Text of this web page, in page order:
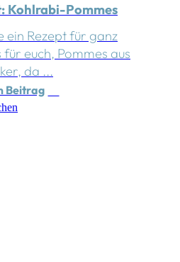
Kohlrabi-Pommes
ein Rezept für ganz
euch, Pommes aus
da ...
Beitrag